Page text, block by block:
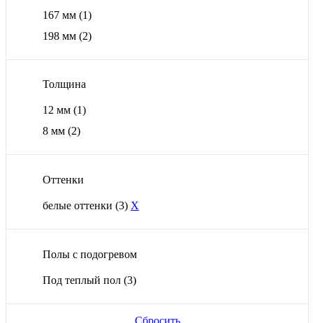
167 мм (1)
198 мм (2)
Толщина
12 мм (1)
8 мм (2)
Оттенки
белые оттенки (3) X
Полы с подогревом
Под теплый пол (3)
Сбросить